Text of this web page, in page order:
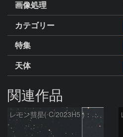
画像処理
カテゴリー
特集
天体
関連作品
レモン彗星( C/2023H5 )：2026/05/20